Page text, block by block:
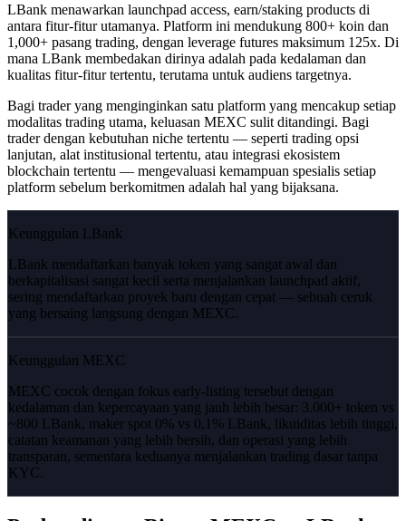
LBank menawarkan launchpad access, earn/staking products di
antara fitur-fitur utamanya. Platform ini mendukung 800+ koin dan
1,000+ pasang trading, dengan leverage futures maksimum 125x. Di
mana LBank membedakan dirinya adalah pada kedalaman dan
kualitas fitur-fitur tertentu, terutama untuk audiens targetnya.
Bagi trader yang menginginkan satu platform yang mencakup setiap
modalitas trading utama, keluasan MEXC sulit ditandingi. Bagi
trader dengan kebutuhan niche tertentu — seperti trading opsi
lanjutan, alat institusional tertentu, atau integrasi ekosistem
blockchain tertentu — mengevaluasi kemampuan spesialis setiap
platform sebelum berkomitmen adalah hal yang bijaksana.
Keunggulan LBank
LBank mendaftarkan banyak token yang sangat awal dan
berkapitalisasi sangat kecil serta menjalankan launchpad aktif,
sering mendaftarkan proyek baru dengan cepat — sebuah ceruk
yang bersaing langsung dengan MEXC.
Keunggulan MEXC
MEXC cocok dengan fokus early-listing tersebut dengan
kedalaman dan kepercayaan yang jauh lebih besar: 3.000+ token vs
~800 LBank, maker spot 0% vs 0,1% LBank, likuiditas lebih tinggi,
catatan keamanan yang lebih bersih, dan operasi yang lebih
transparan, sementara keduanya menjalankan trading dasar tanpa
KYC.